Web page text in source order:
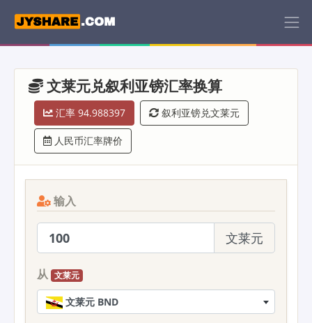
文莱元兑叙利亚镑汇率换算
汇率 94.988397 叙利亚镑兑文莱元
人民币汇率牌价
输入
文莱元
从 文莱元
文莱元 BND